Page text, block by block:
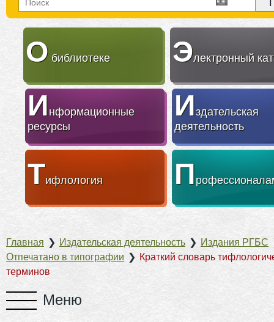
О библиотеке Электронный
Информационные
ресурсы
Издательская
деятельность
Тифлология П
Главная ❯ Издательская деятельность ❯ Издания РГБС
Отпечатано в типографии ❯ Краткий словарь
терминов